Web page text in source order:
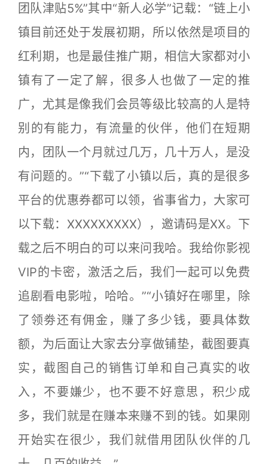
团队津贴5%”其中“新人必学”记载：“链上小
镇目前还处于发展初期，所以依然是项目的
红利期，也是最佳推广期，相信大家都对小
镇有了一定了解，很多人也做了一定的推
广，尤其是像我们会员等级比较高的人是特
别的有能力，有流量的伙伴，他们在短期
内，团队一个月就过几万，几十万人，是没
有问题的。”“下载了小镇以后，真的是很多
平台的优惠券都可以领，省事省力，大家可
以下载：XXXXXXXXX），邀请码是XX。下
载之后不明白的可以来问我哈。我给你影视
VIP的卡密，激活之后，我们一起可以免费
追剧看电影啦，哈哈。”“小镇好在哪里，除
了领劵还有佣金，赚了多少钱，要具体数
额，为后面让大家去分享做铺垫，截图要真
实，截图自己的销售订单和自己真实的收
入，不要嫌少，也不要不好意思，积少成
多，我们就是在赚本来赚不到的钱。如果刚
开始实在很少，我们就借用团队伙伴的几